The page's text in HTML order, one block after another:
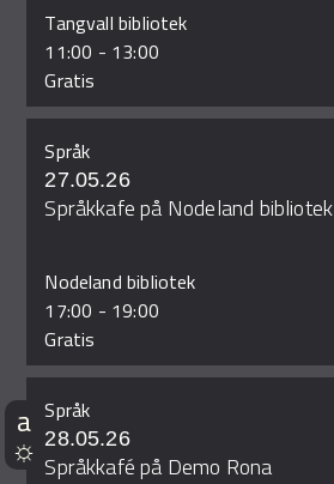
Tangvall bibliotek
11:00 - 13:00
Gratis
Språk
27.05.26
Språkkafe på Nodeland bibliotek
Nodeland bibliotek
17:00 - 19:00
Gratis
Språk
28.05.26
Språkkafé på Demo Rona